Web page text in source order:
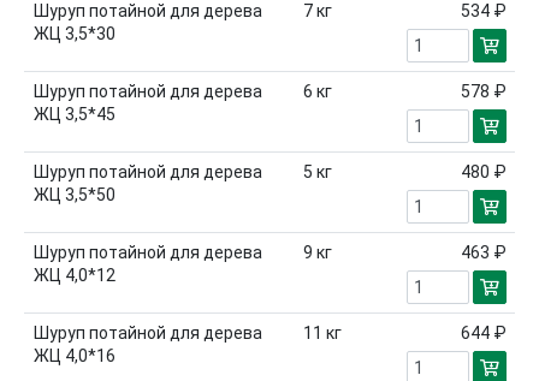
Шуруп потайной для дерева
ЖЦ 3,5*30
7кг 534 ₽
Шуруп потайной для дерева
ЖЦ 3,5*45
6 кг 578 ₽
Шуруп потайной для дерева
ЖЦ 3,5*50
5 кг 480 ₽
Шуруп потайной для дерева
ЖЦ 4,0*12
9 кг 463 ₽
Шуруп потайной для дерева
ЖЦ 4,0*16
11 кг 644 ₽